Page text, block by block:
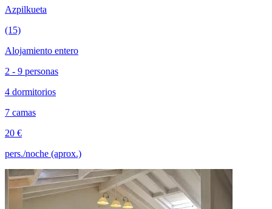
Azpilkueta
(15)
Alojamiento entero
2 - 9 personas
4 dormitorios
7 camas
20 €
pers./noche (aprox.)